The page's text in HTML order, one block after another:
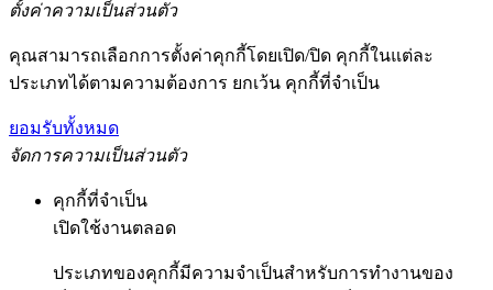
ตั้งค่าความเป็นส่วนตัว
คุณสามารถเลือกการตั้งค่าคุกกี้โดยเปิด/ปิด คุกกี้ในแต่ละ
ประเภทได้ตามความต้องการ ยกเว้น คุกกี้ที่จำเป็น
ยอมรับทั้งหมด
จัดการความเป็นส่วนตัว
คุกกี้ที่จำเป็น
เปิดใช้งานตลอด
ประเภทของคุกกี้มีความจำเป็นสำหรับการทำงานของ